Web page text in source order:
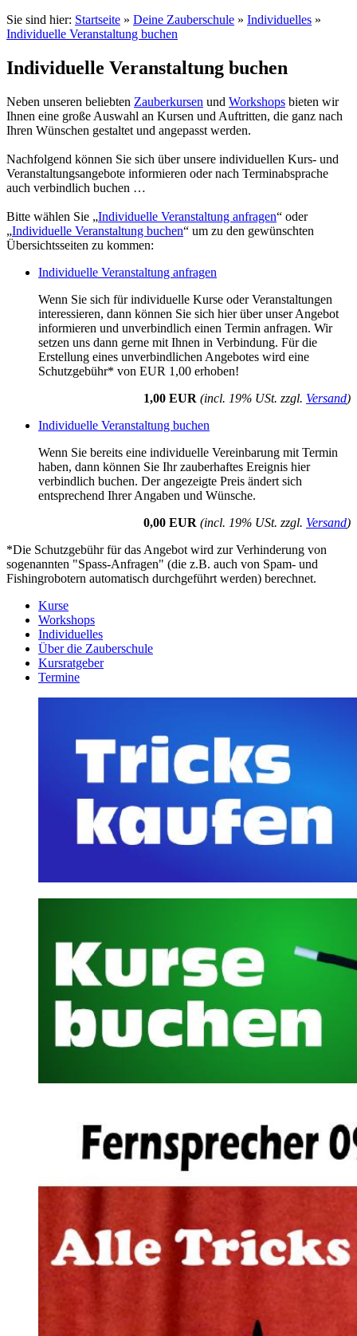
Sie sind hier: Startseite » Deine Zauberschule » Individuelles »
Individuelle Veranstaltung buchen
Individuelle Veranstaltung buchen
Neben unseren beliebten Zauberkursen und Workshops bieten wir
Ihnen eine große Auswahl an Kursen und Auftritten, die ganz nach
Ihren Wünschen gestaltet und angepasst werden.
Nachfolgend können Sie sich über unsere individuellen Kurs- und
Veranstaltungsangebote informieren oder nach Terminabsprache
auch verbindlich buchen …
Bitte wählen Sie „Individuelle Veranstaltung anfragen“ oder
„Individuelle Veranstaltung buchen“ um zu den gewünschten
Übersichtsseiten zu kommen:
Individuelle Veranstaltung anfragen
Wenn Sie sich für individuelle Kurse oder Veranstaltungen
interessieren, dann können Sie sich hier über unser Angebot
informieren und unverbindlich einen Termin anfragen. Wir
setzen uns dann gerne mit Ihnen in Verbindung. Für die
Erstellung eines unverbindlichen Angebotes wird eine
Schutzgebühr* von EUR 1,00 erhoben!
1,00 EUR (incl. 19% USt. zzgl. Versand)
Individuelle Veranstaltung buchen
Wenn Sie bereits eine individuelle Vereinbarung mit Termin
haben, dann können Sie Ihr zauberhaftes Ereignis hier
verbindlich buchen. Der angezeigte Preis ändert sich
entsprechend Ihrer Angaben und Wünsche.
0,00 EUR (incl. 19% USt. zzgl. Versand)
*Die Schutzgebühr für das Angebot wird zur Verhinderung von
sogenannten "Spass-Anfragen" (die z.B. auch von Spam- und
Fishingrobotern automatisch durchgeführt werden) berechnet.
Kurse
Workshops
Individuelles
Über die Zauberschule
Kursratgeber
Termine